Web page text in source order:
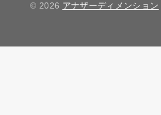
© 2026 アナザーディメンション